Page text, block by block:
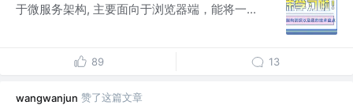
于微服务架构, 主要面向于浏览器端，能将一...
89 13
wangwanjun 赞了这篇文章